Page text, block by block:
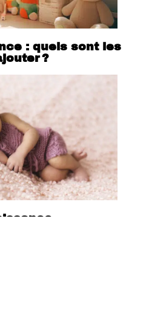
: quels sont les
?